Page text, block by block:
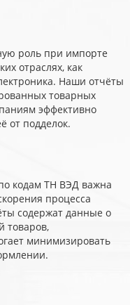
роль при импорте
отраслях, как
Наши отчёты
товарных
эффективно
от подделок.
кодам ТН ВЭД важна
процесса
содержат данные о
товаров,
минимизировать